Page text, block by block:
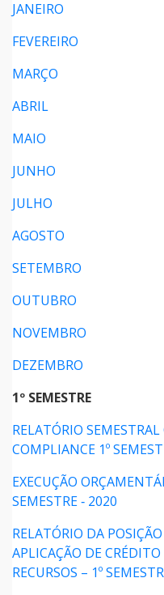
JANEIRO
FEVEREIRO
MARÇO
ABRIL
MAIO
JUNHO
JULHO
AGOSTO
SETEMBRO
OUTUBRO
NOVEMBRO
DEZEMBRO
1º SEMESTRE
RELATÓRIO
COMPLIANCE 1º
EXECUÇÃO
SEMESTRE ‐ 2020
RELATÓRIO DA
APLICAÇÃO DE
RECURSOS – 1º